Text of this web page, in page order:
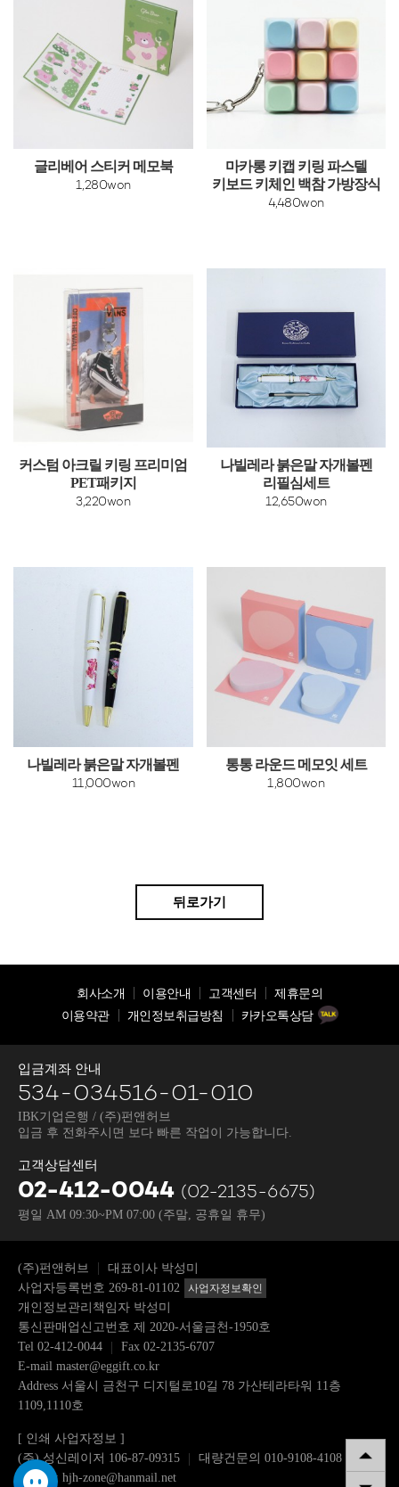
글리베어 스티커 메모북
1,280won
마카롱 키캡 키링 파스텔
키보드 키체인 백참 가방장식
4,480won
커스텀 아크릴 키링 프리미엄
PET패키지
3,220won
나빌레라 붉은말 자개볼펜
리필심세트
12,650won
나빌레라 붉은말 자개볼펜
11,000won
통통 라운드 메모잇 세트
1,800won
뒤로가기
회사소개 이용안내 고객센터
제휴문의
이용약관
개인정보취급방침 카카오톡상담
입금계좌 안내
534-034516-01-010
IBK기업은행 / (주)펀앤허브
입금 후 전화주시면 보다 빠른 작업이 가능합니다.
고객상담센터
02-412-0044 (02-2135-6675)
평일 AM 09:30~PM 07:00 (주말, 공휴일 휴무)
(주)펀앤허브
대표이사 박성미
사업자등록번호 269-81-01102
사업자정보확인
개인정보관리책임자 박성미
통신판매업신고번호 제 2020-서울금천-1950호
Tel 02-412-0044
Fax 02-2135-6707
E-mail master@eggift.co.kr
Address 서울시 금천구 디지털로10길 78 가산테라타워 11층
1109,1110호
[ 인쇄 사업자정보 ]
(주) 성신레이저 106-87-09315
대량건문의 010-9108-4108
이메일: hjh-zone@hanmail.net